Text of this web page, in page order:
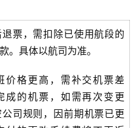
票，需扣除已使用航段的
。具体以航司为准。
价格更高，需补交机票差
成的机票，如需再次变更
司规则，因前期机票已更